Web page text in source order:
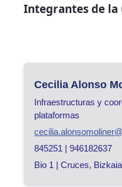
Integrantes de la
Cecilia Alonso
Infraestructuras y
plataformas
845251 | 946182637
Bio 1 | Cruces, Bizkaia